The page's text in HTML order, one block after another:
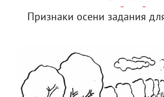
Признаки осени задания